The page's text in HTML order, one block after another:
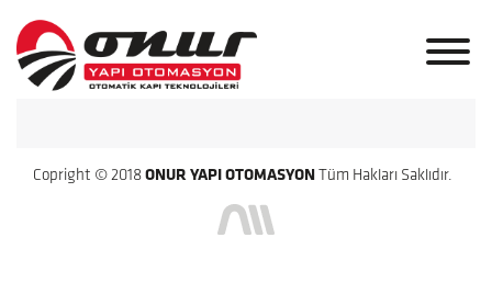
Copright © 2018 ONUR YAPI OTOMASYON Tüm Hakları Saklıdır.